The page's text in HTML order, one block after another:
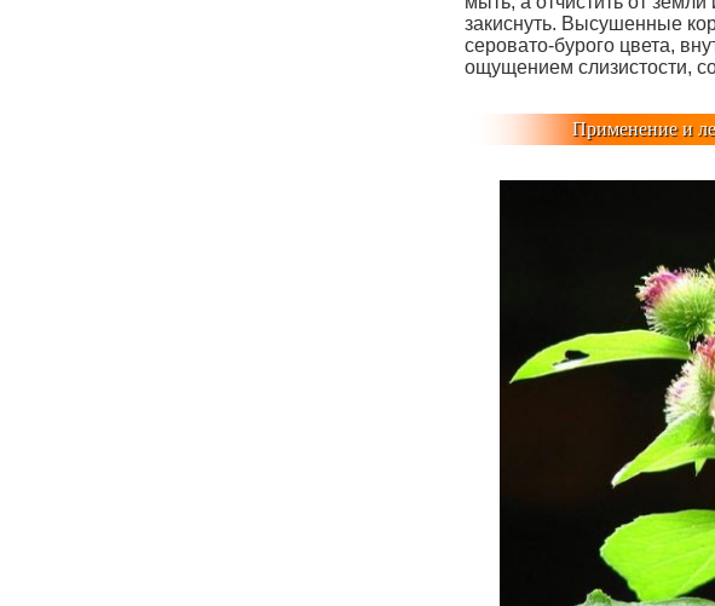
закиснуть. Высушенные
серовато-бурого цвета,
ощущением слизистости,
Применение и